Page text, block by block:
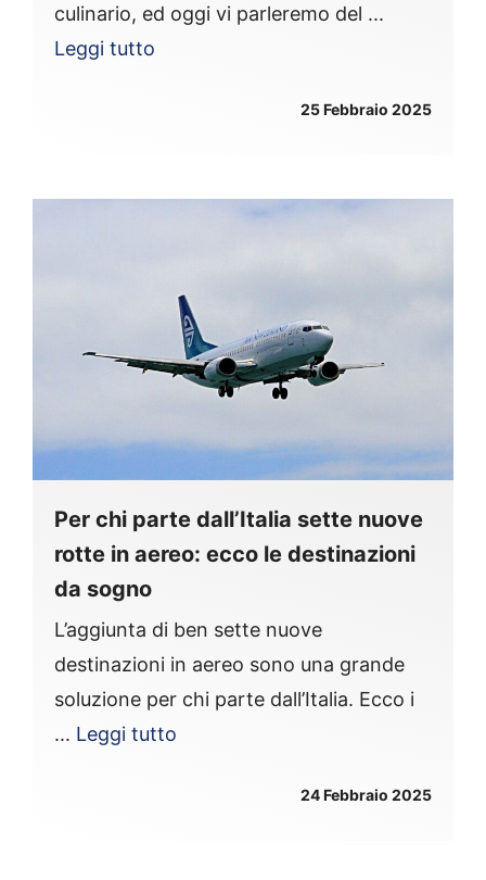
culinario, ed oggi vi parleremo del ...
Leggi tutto
25 Febbraio 2025
Per chi parte dall’Italia sette nuove
rotte in aereo: ecco le destinazioni
da sogno
L’aggiunta di ben sette nuove
destinazioni in aereo sono una grande
soluzione per chi parte dall’Italia. Ecco i
... Leggi tutto
24 Febbraio 2025